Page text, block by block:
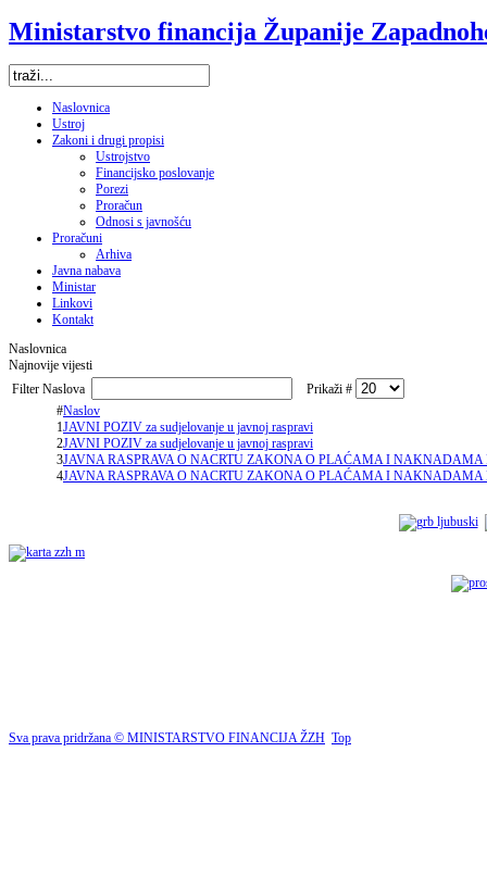
Ministarstvo financija Županije
Naslovnica
Ustroj
Zakoni i drugi propisi
Ustrojstvo
Financijsko poslovanje
Porezi
Proračun
Odnosi s javnošću
Proračuni
Arhiva
Javna nabava
Ministar
Linkovi
Kontakt
Naslovnica
Najnovije vijesti
Filter Naslova
Prikaži #
#Naslov
1JAVNI POZIV za sudjelovanje u javnoj raspravi
2JAVNI POZIV za sudjelovanje u javnoj raspravi
3JAVNA RASPRAVA O NACRTU ZAKONA O PLAĆAMA I
4JAVNA RASPRAVA O NACRTU ZAKONA O PLAĆAMA I
Sva prava pridržana © MINISTARSTVO FINANCIJA ŽZH Top